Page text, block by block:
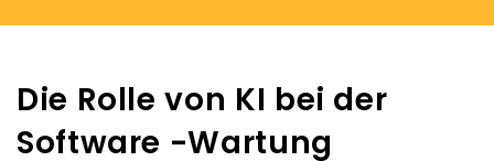
Die Rolle von KI bei der
Software -Wartung